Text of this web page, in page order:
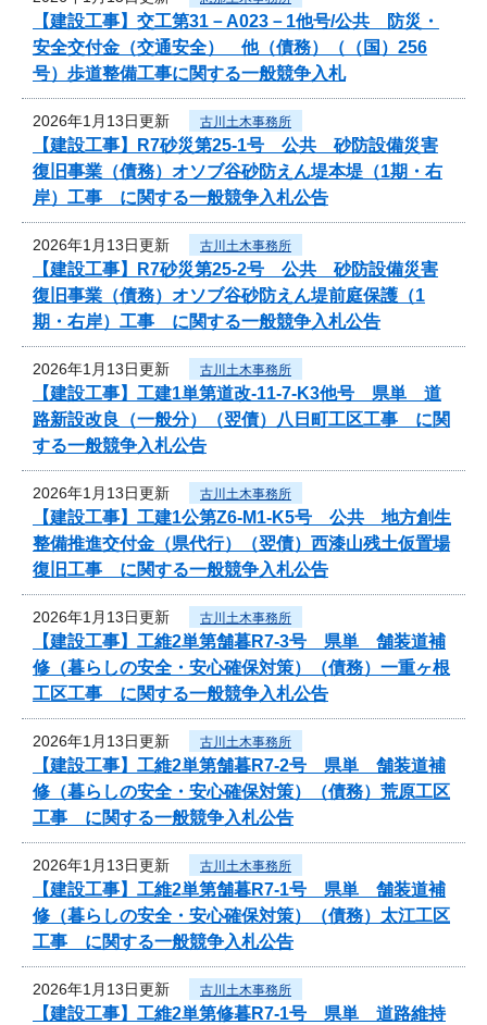
【建設工事】交工第31－A023－1他号/公共 防災・
安全交付金（交通安全） 他（債務）（（国）256
号）歩道整備工事に関する一般競争入札
2026年1月13日更新 古川土木事務所
【建設工事】R7砂災第25-1号 公共 砂防設備災害
復旧事業（債務）オソブ谷砂防えん堤本堤（1期・右
岸）工事 に関する一般競争入札公告
2026年1月13日更新 古川土木事務所
【建設工事】R7砂災第25-2号 公共 砂防設備災害
復旧事業（債務）オソブ谷砂防えん堤前庭保護（1
期・右岸）工事 に関する一般競争入札公告
2026年1月13日更新 古川土木事務所
【建設工事】工建1単第道改-11-7-K3他号 県単 道
路新設改良（一般分）（翌債）八日町工区工事 に関
する一般競争入札公告
2026年1月13日更新 古川土木事務所
【建設工事】工建1公第Z6-M1-K5号 公共 地方創生
整備推進交付金（県代行）（翌債）西漆山残土仮置場
復旧工事 に関する一般競争入札公告
2026年1月13日更新 古川土木事務所
【建設工事】工維2単第舗暮R7-3号 県単 舗装道補
修（暮らしの安全・安心確保対策）（債務）一重ヶ根
工区工事 に関する一般競争入札公告
2026年1月13日更新 古川土木事務所
【建設工事】工維2単第舗暮R7-2号 県単 舗装道補
修（暮らしの安全・安心確保対策）（債務）荒原工区
工事 に関する一般競争入札公告
2026年1月13日更新 古川土木事務所
【建設工事】工維2単第舗暮R7-1号 県単 舗装道補
修（暮らしの安全・安心確保対策）（債務）太江工区
工事 に関する一般競争入札公告
2026年1月13日更新 古川土木事務所
【建設工事】工維2単第修暮R7-1号 県単 道路維持